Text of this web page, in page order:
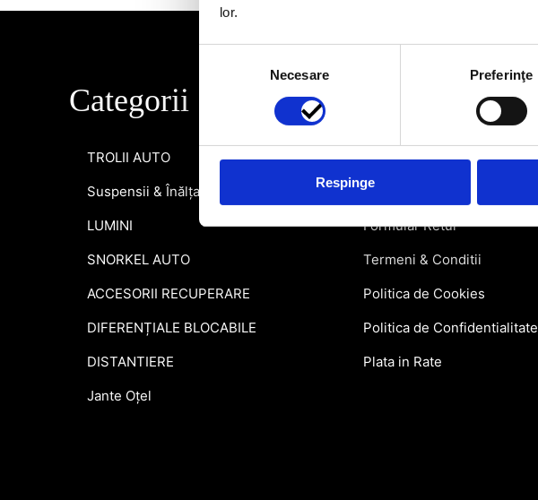
lor.
consimțământului
Necesare Preferinţe
Respinge
Categorii
TROLII AUTO
Suspensii & Înălțare
LUMINI
SNORKEL AUTO
ACCESORII RECUPERARE
DIFERENȚIALE BLOCABILE
DISTANTIERE
Jante Oțel
Informatii utile
Informatii Livrare
Garantie si Retur
Formular Retur
Termeni & Conditii
Politica de Cookies
Politica de Confidentialitate
Plata in Rate